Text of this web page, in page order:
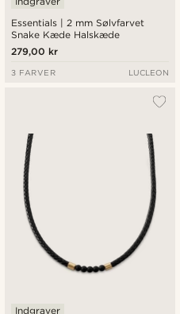
Essentials | 2 mm Sølvfarvet
Snake Kæde Halskæde
279,00 kr
3 FARVER LUCLEON
Indgraver